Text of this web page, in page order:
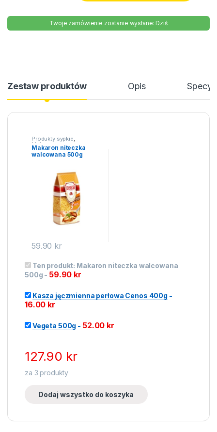
Twoje zamówienie zostanie wysłane: Dziś
Zestaw produktów Opis
Produkty sypkie,
Makarony
Makaron niteczka
walcowana 500g
59.90 kr
Ten produkt: Makaron niteczka walcowana
500g - 59.90 kr
Kasza jęczmienna perłowa Cenos 400g -
16.00 kr
Vegeta 500g - 52.00 kr
127.90 kr
za 3 produkty
Dodaj wszystko do koszyka